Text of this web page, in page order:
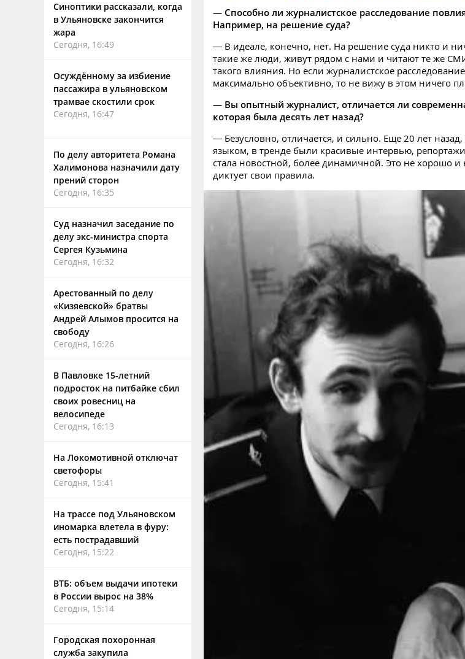
Синоптики рассказали, когда
в Ульяновске закончится
жара
Сегодня, 16:49
Осуждённому за избиение
пассажира в ульяновском
трамвае скостили срок
Сегодня, 16:47
По делу авторитета Романа
Халимонова назначили дату
прений сторон
Сегодня, 16:35
Суд назначил заседание по
делу экс-министра спорта
Сергея Кузьмина
Сегодня, 16:32
Арестованный по делу
«Кизяевской» братвы
Андрей Алымов просится на
свободу
Сегодня, 16:26
В Павловке 15-летний
подросток на питбайке сбил
своих ровесниц на
велосипеде
Сегодня, 16:13
На Локомотивной отключат
светофоры
Сегодня, 15:41
На трассе под Ульяновском
иномарка влетела в фуру:
есть пострадавший
Сегодня, 15:22
ВТБ: объем выдачи ипотеки
в России вырос на 38%
Сегодня, 15:14
Городская похоронная
служба закупила
— Способно ли журналистское расследование
Например, на решение суда?
— В идеале, конечно, нет. На решение суда никто и
такие же люди, живут рядом с нами и читают те же
такого влияния. Но если журналистское
максимально объективно, то не вижу в этом ничего
— Вы опытный журналист, отличается ли
которая была десять лет назад?
— Безусловно, отличается, и сильно. Еще 20 лет
языком, в тренде были красивые интервью,
стала новостной, более динамичной. Это не хорошо и
диктует свои правила.